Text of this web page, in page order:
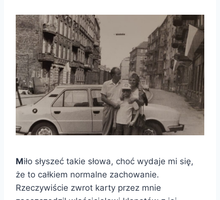
Miło słyszeć takie słowa, choć wydaje mi się,
że to całkiem normalne zachowanie.
Rzeczywiście zwrot karty przez mnie